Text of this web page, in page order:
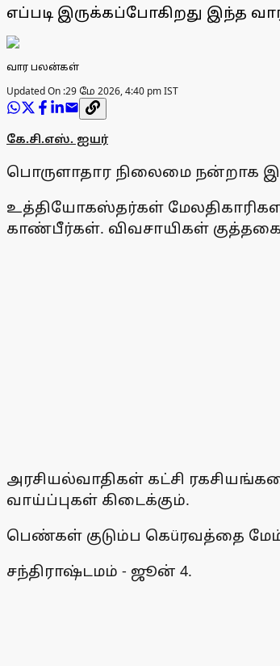
எப்படி இருக்கப்போகிறது இந்த
வார பலன்கள்
Updated On :29 மே 2026, 4:40 pm IST
கே.சி.எஸ். ஐயர்
பொருளாதார நிலைமை நன்றாக
உத்தியோகஸ்தர்கள்
காண்பீர்கள். விவசாயிகள்
அரசியல்வாதிகள் கட்சி
வாய்ப்புகள் கிடைக்கும்.
பெண்கள் குடும்ப கெüரவத்தை
சந்திராஷ்டமம் - ஜூன் 4.